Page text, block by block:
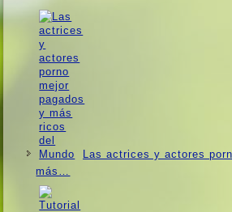
Las actrices y actores
más…